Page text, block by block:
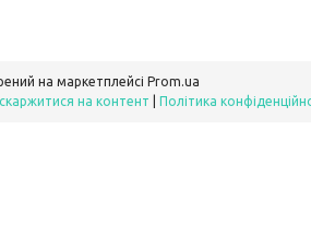
на маркетплейсі Prom.ua
на контент Політика